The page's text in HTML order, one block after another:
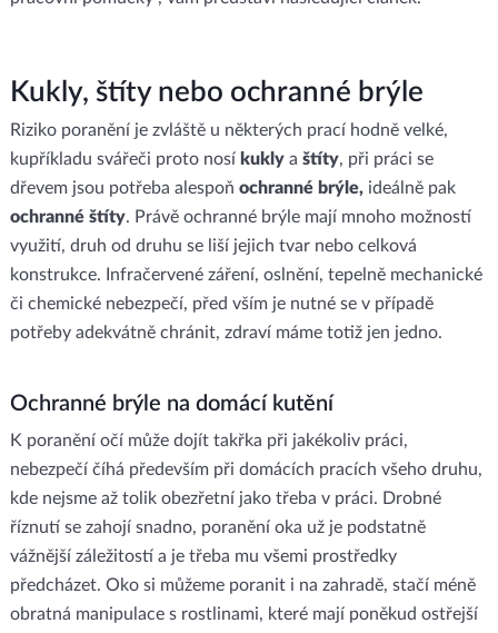
Kukly, štíty nebo ochranné brýle
Riziko poranění je zvláště u některých prací hodně velké,
kupříkladu svářeči proto nosí kuklya štíty, při práci se
dřevem jsou potřeba alespoň ochranné brýle, ideálně pak
ochranné štíty. Právě ochranné brýle mají mnoho možností
využití, druh od druhu se liší jejich tvar nebo celková
konstrukce. Infračervené záření, oslnění, tepelně mechanické
či chemické nebezpečí, před vším je nutné se v případě
potřeby adekvátně chránit, zdraví máme totiž jen jedno.
Ochranné brýle na domácí kutění
K poranění očí může dojít takřka při jakékoliv práci,
nebezpečí číhá především při domácích pracích všeho druhu,
kde nejsme až tolik obezřetní jako třeba v práci. Drobné
říznutí se zahojí snadno, poranění oka už je podstatně
vážnější záležitostí a je třeba mu všemi prostředky
předcházet. Oko si můžeme poranit i na zahradě, stačí méně
obratná manipulace s rostlinami, které mají poněkud ostřejší